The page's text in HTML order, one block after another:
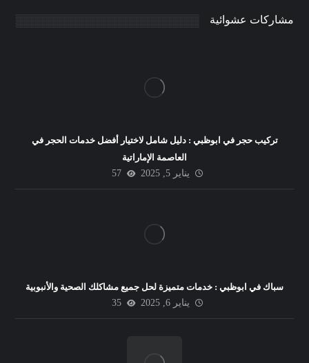
مشاركات عشوائية
تركيب حجر في ابوظبي : دليل شامل لاختيار أفضل خدمات الحجر في
العاصمة الإماراتية
يناير 5, 2025
57
سباك في ابوظبي : خدمات متميزة لحل جميع مشاكلك الصحية والأنبوبية
يناير 6, 2025
35